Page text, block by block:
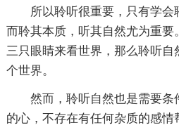
所以聆听很重要，只有学会
而聆其本质，听其自然尤为重
三只眼睛来看世界，那么聆听
个世界。
然而，聆听自然也是需要
的心，不存在有任何杂质的感情